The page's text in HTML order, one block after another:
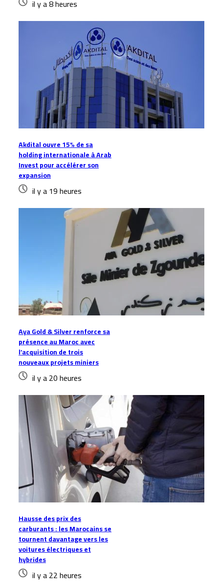
il y a 8 heures
Akdital ouvre 15% de sa
holding internationale à Arab
Invest pour accélérer son
expansion
il y a 19 heures
Aya Gold & Silver renforce sa
présence au Maroc avec
l’acquisition de trois
nouveaux projets miniers
il y a 20 heures
Hausse des prix des
carburants : les Marocains se
tournent davantage vers les
voitures électriques et
hybrides
il y a 22 heures